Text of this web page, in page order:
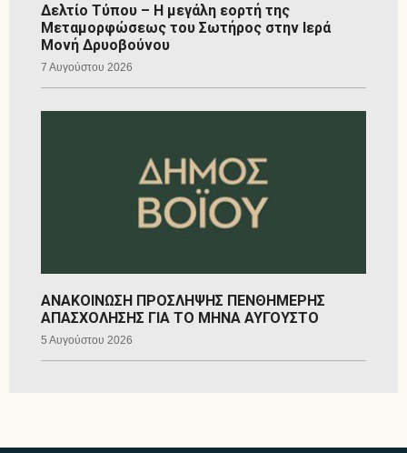
Δελτίο Τύπου – Η μεγάλη εορτή της
Μεταμορφώσεως του Σωτήρος στην Ιερά
Μονή Δρυοβούνου
7 Αυγούστου 2026
ΑΝΑΚΟΙΝΩΣΗ ΠΡΟΣΛΗΨΗΣ ΠΕΝΘΗΜΕΡΗΣ
ΑΠΑΣΧΟΛΗΣΗΣ ΓΙΑ ΤΟ ΜΗΝΑ ΑΥΓΟΥΣΤΟ
5 Αυγούστου 2026